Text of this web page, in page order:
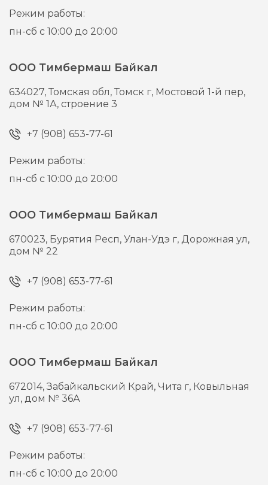
Режим работы:
пн-сб с 10:00 до 20:00
ООО Тимбермаш Байкал
634027,Томская обл, Томск г, Мостовой 1-й пер,
дом № 1А, строение 3
+7 (908) 653-77-61
Режим работы:
пн-сб с 10:00 до 20:00
ООО Тимбермаш Байкал
670023, Бурятия Респ, Улан-Удэ г,Дорожная ул,
дом № 22
+7 (908) 653-77-61
Режим работы:
пн-сб с 10:00 до 20:00
ООО Тимбермаш Байкал
672014,Забайкальский Край, Чита г, Ковыльная
ул, дом № 36А
+7 (908) 653-77-61
Режим работы:
пн-сб с 10:00 до 20:00